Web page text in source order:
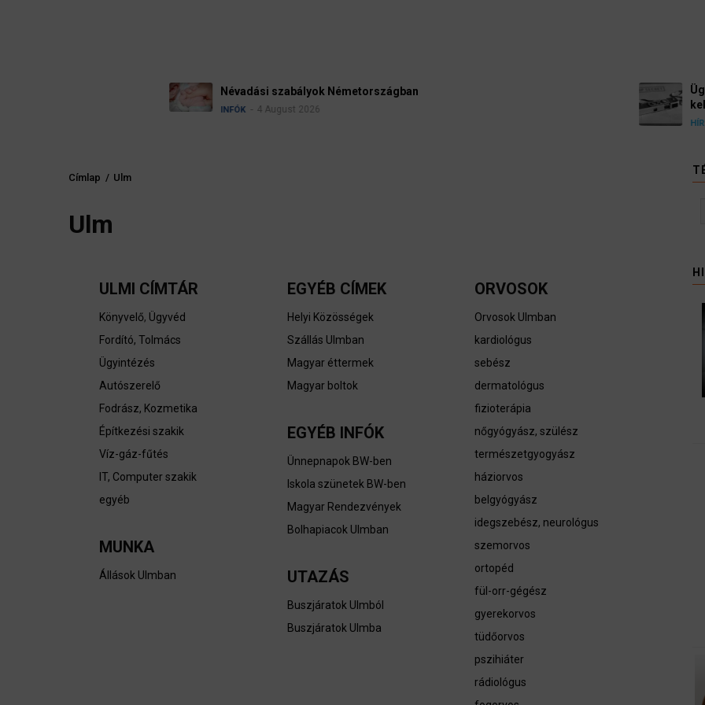
Névadási szabályok Németországban
4 August 2026
Ügyvédek, bírák és
kellene vizsgálnia
3 August 2026
Morzsa
Címlap / Ulm
Ulm
ULMI CÍMTÁR
Könyvelő, Ügyvéd
Fordító, Tolmács
Ügyintézés
Autószerelő
Fodrász, Kozmetika
Építkezési szakik
Víz-gáz-fűtés
IT, Computer szakik
egyéb
MUNKA
Állások Ulmban
EGYÉB CÍMEK
Helyi Közösségek
Szállás Ulmban
Magyar éttermek
Magyar boltok
EGYÉB INFÓK
Ünnepnapok BW-ben
Iskola szünetek BW-ben​
Magyar Rendezvények
Bolhapiacok Ulmban
UTAZÁS
Buszjáratok Ulmból
Buszjáratok Ulmba
ORVOSOK
Orvosok Ulmban
kardiológus
sebész
dermatológus
fizioterápia
nőgyógyász, szülész
természetgyogyász
háziorvos
belgyógyász
idegszebész, neurológus
szemorvos
ortopéd
fül-orr-gégész
gyerekorvos
tüdőorvos
pszihiáter
rádiológus